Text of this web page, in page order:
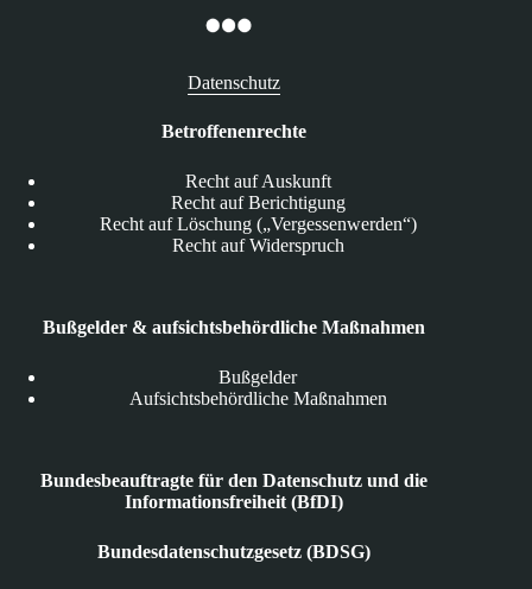
Datenschutz
Betroffenenrechte
Recht auf Auskunft
Recht auf Berichtigung
Recht auf Löschung („Vergessenwerden“)
Recht auf Widerspruch
Bußgelder & aufsichtsbehördliche Maßnahmen
Bußgelder
Aufsichtsbehördliche Maßnahmen
Bundesbeauftragte für den Datenschutz und die
Informationsfreiheit (BfDI)
Bundesdatenschutzgesetz (BDSG)